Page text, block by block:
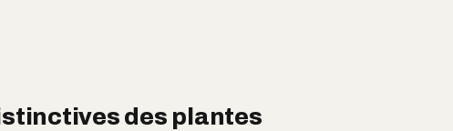
des plantes